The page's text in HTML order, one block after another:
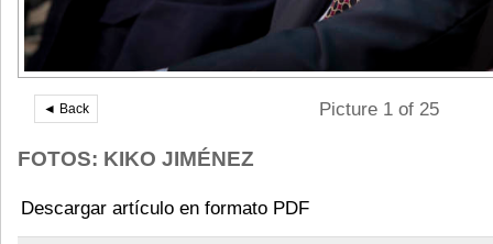
◄ Back Picture 1 of 25
FOTOS: KIKO JIMÉNEZ
Descargar artículo en formato PDF